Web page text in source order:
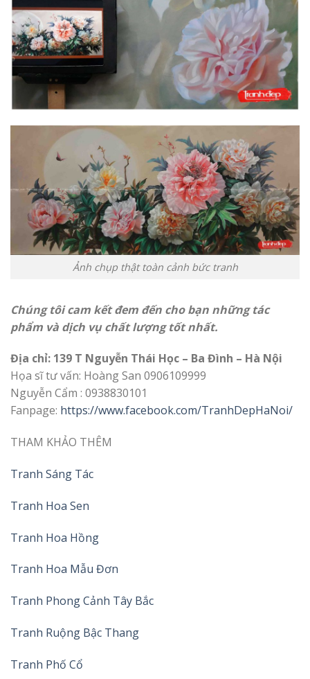
Ảnh chụp thật toàn cảnh bức tranh
Chúng tôi cam kết đem đến cho bạn những tác
phẩm và dịch vụ chất lượng tốt nhất.
Địa chỉ: 139 T Nguyễn Thái Học – Ba Đình – Hà Nội
Họa sĩ tư vấn: Hoàng San 0906109999
Nguyễn Cẩm : 0938830101
Fanpage: https://www.facebook.com/TranhDepHaNoi/
THAM KHẢO THÊM
Tranh Sáng Tác
Tranh Hoa Sen
Tranh Hoa Hồng
Tranh Hoa Mẫu Đơn
Tranh Phong Cảnh Tây Bắc
Tranh Ruộng Bậc Thang
Tranh Phố Cổ